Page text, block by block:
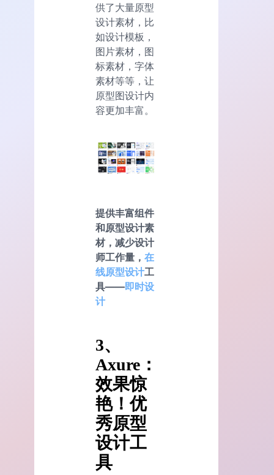
供了大量原型
设计素材，比
如设计模板，
图片素材，图
标素材，字体
素材等等，让
原型图设计内
容更加丰富。
提供丰富组件
和原型设计素
材，减少设计
师工作量， 在
线原型设计工
具——即时设
计
3、
Axure：
效果惊
艳！优
秀原型
设计工
具